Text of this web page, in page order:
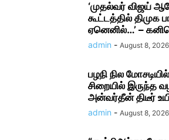
‘முதல்வர் விஜய்
கூட்டத்தில் திமுக
ஏனெனில்…’ –
admin - August 8, 2026
பழநி நில
சிறையில் இருந்த
அன்வர்தீன் திடீர்
admin - August 8, 2026